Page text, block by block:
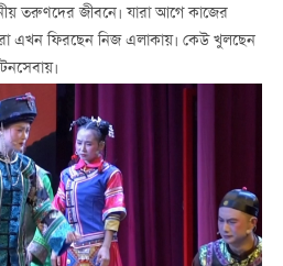
তরুণদের জীবনে। যারা আগে কাজের
এখন ফিরছেন নিজ এলাকায়। কেউ খুলছেন